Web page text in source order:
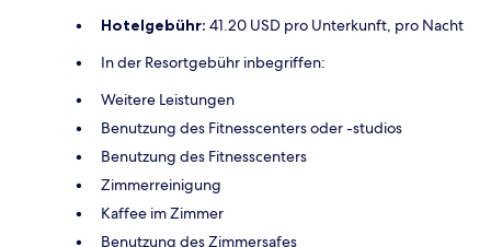
Hotelgebühr: 41.20 USD pro Unterkunft, pro Nacht
In der Resortgebühr inbegriffen:
Weitere Leistungen
Benutzung des Fitnesscenters oder -studios
Benutzung des Fitnesscenters
Zimmerreinigung
Kaffee im Zimmer
Benutzung des Zimmersafes